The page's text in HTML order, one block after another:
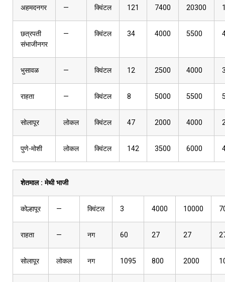
अहमदनगर — क्विंटल 121 7400 20300
छत्रपती
संभाजीनगर
— क्विंटल 34 4000 5500
भुसावळ — क्विंटल 12 2500 4000
राहता — क्विंटल 8 5000 5500
सोलापूर लोकल क्विंटल 47 2000 4000
पुणे-मोशी लोकल क्विंटल 142 3500 6000
शेतमाल :मेथी भाजी
कोल्हापूर — क्विंटल 3 4000 10000
राहता — नग 60 27 27
सोलापूर लोकल नग 1095 800 2000